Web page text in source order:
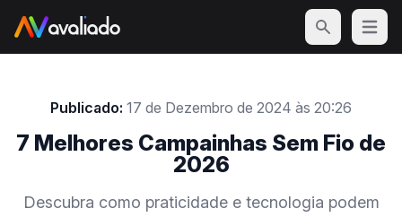
Open
Publicado: 17 de Dezembro de 2024 às 20:26
7 Melhores Campainhas Sem Fio de
2026
Descubra como praticidade e tecnologia podem